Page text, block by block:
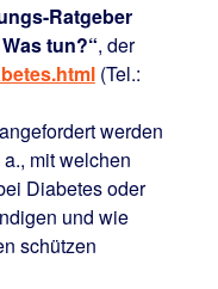
Ratgeber
tun?“, der
(Tel.:
werden
mit welchen
Diabetes oder
und wie
schützen